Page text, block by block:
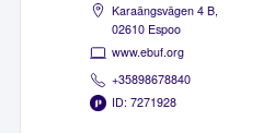
Karaängsvägen 4 B,
02610 Espoo
www.ebuf.org
+35898678840
ID: 7271928